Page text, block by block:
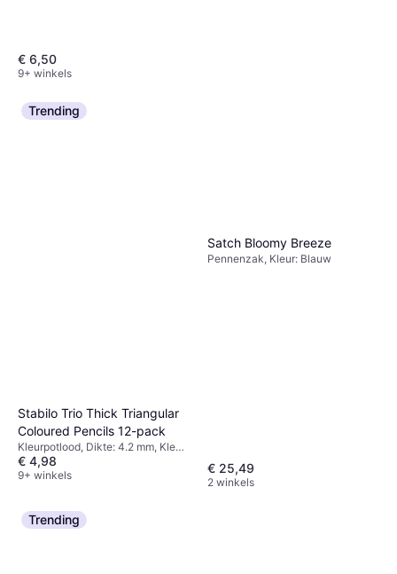
€ 6,50
9+ winkels
Gram
Papierlijm, Kleur: Wit
€ 2,03
Trending
Stabilo Trio Thick Triangular
Coloured Pencils 12-pack
Kleurpotlood, Dikte: 4.2 mm, Kleur:
Multikleur
€ 4,98
9+ winkels
Satch Bloomy Breeze
Pennenzak, Kleur: Blauw
€ 25,49
2 winkels
Trending